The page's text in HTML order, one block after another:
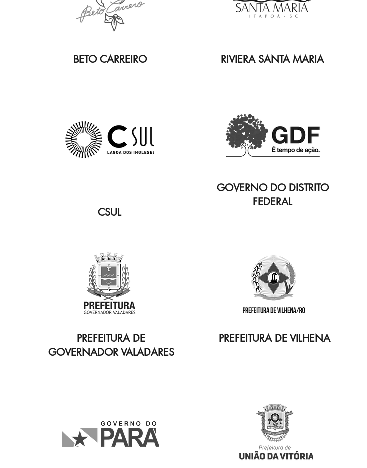
BETO CARREIRO RIVIERA SANTA MARIA
CSUL
GOVERNO DO DISTRITO
FEDERAL
PREFEITURA DE
GOVERNADOR VALADARES
PREFEITURA DE VILHENA